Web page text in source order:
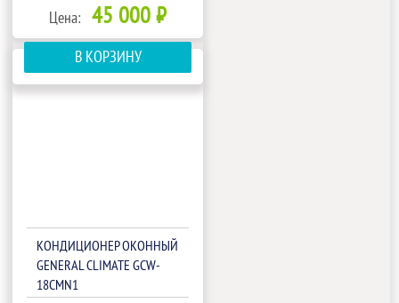
Цена: 45 000 ₽
В КОРЗИНУ
КОНДИЦИОНЕР ОКОННЫЙ
GENERAL CLIMATE GCW-
18CMN1